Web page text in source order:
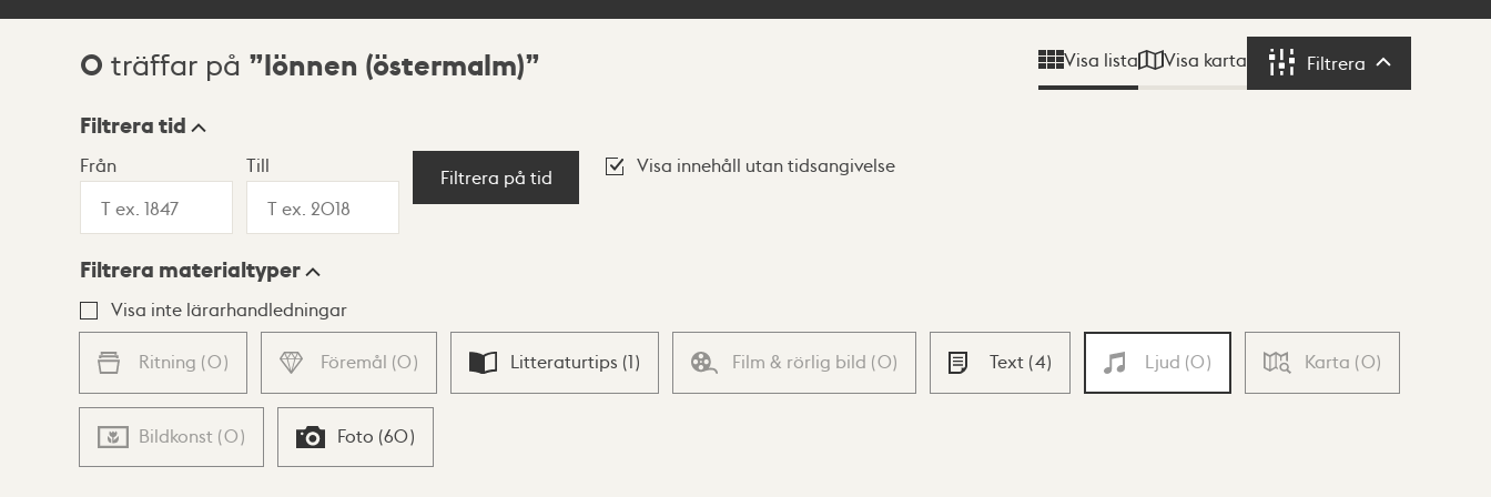
Sökresultat
0 träffar på lönnen (östermalm) Visa lista Visa karta Filtrera Filtrera
Visningsläge
Lista Karta
Filtrera tid
Från Till
Filtrera på tid
Visa innehåll utan tidsangivelse
Filtrera materialtyper
Visa inte lärarhandledningar
Ritning (0) Föremål (0) Litteraturtips (1) Film & rörlig bild (0) Text (4) Ljud (0) Karta (0)
Bildkonst (0) Foto (60)